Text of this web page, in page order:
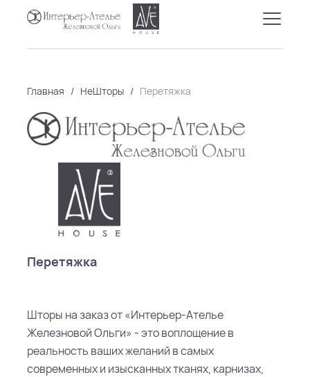
Главная / НеШторы / Перетяжка
Перетяжка
Шторы на заказ от «Интерьер-Ателье
Железновой Ольги» - это воплощение в
реальность ваших желаний в самых
современных и изысканных тканях, карнизах,